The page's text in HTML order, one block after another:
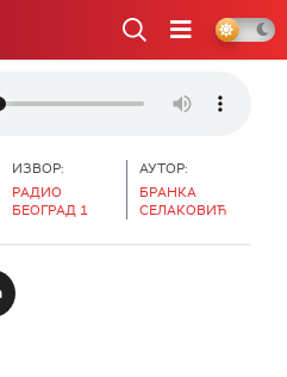
ИЗВОР:
РАДИО
БЕОГРАД 1
АУТОР:
БРАНКА
СЕЛАКОВИЋ